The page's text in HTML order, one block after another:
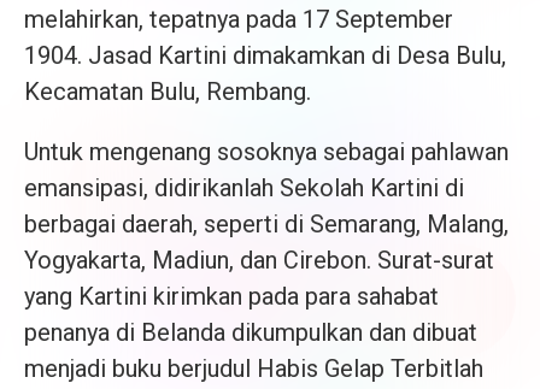
melahirkan, tepatnya pada 17 September
1904. Jasad Kartini dimakamkan di Desa Bulu,
Kecamatan Bulu, Rembang.
Untuk mengenang sosoknya sebagai pahlawan
emansipasi, didirikanlah Sekolah Kartini di
berbagai daerah, seperti di Semarang, Malang,
Yogyakarta, Madiun, dan Cirebon. Surat-surat
yang Kartini kirimkan pada para sahabat
penanya di Belanda dikumpulkan dan dibuat
menjadi buku berjudul Habis Gelap Terbitlah